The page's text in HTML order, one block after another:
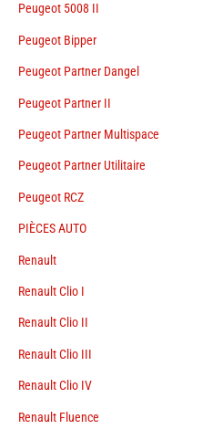
Peugeot 5008 II
Peugeot Bipper
Peugeot Partner Dangel
Peugeot Partner II
Peugeot Partner Multispace
Peugeot Partner Utilitaire
Peugeot RCZ
PIÈCES AUTO
Renault
Renault Clio I
Renault Clio II
Renault Clio III
Renault Clio IV
Renault Fluence